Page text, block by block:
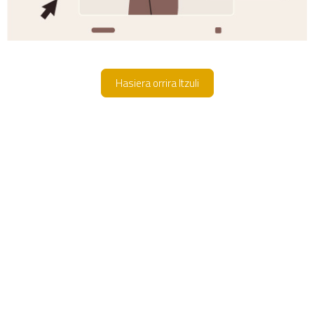
Hasiera orrira Itzuli